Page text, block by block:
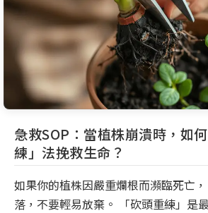
急救SOP：當植株崩潰時，如
練」法挽救生命？
如果你的植株因嚴重爛根而瀕臨死亡，
落，不要輕易放棄。 「砍頭重練」是